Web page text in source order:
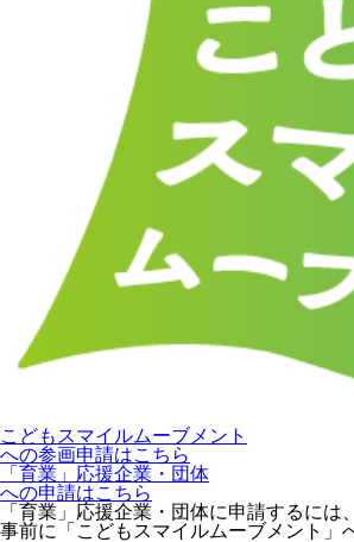
こどもスマイルムーブメント
への参画申請はこちら
「育業」応援企業・団体
への申請はこちら
「育業」応援企業・団体に申請するには、
事前に「こどもスマイルムーブメント」